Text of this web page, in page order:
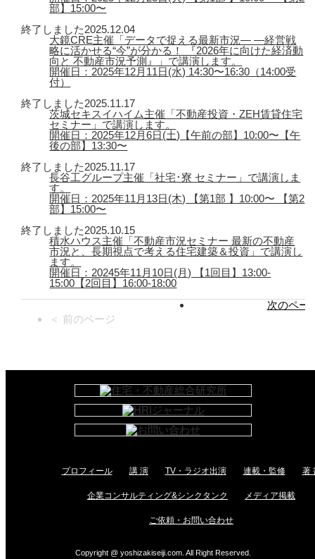
部】15:00〜
終了しました2025.12.04
大鏡CRE主催「データで捉える最新市況― ―経営戦
略に活かせる“今”が分かる！ 『2026年に向けた経済動
向と 不動産市況予測』」で講演します。
開催日：2025年12月11日(水) 14:30〜16:30（14:00受
付）
終了しました2025.11.17
茨城セキスイハイム主催「不動産投資・ZEH賃貸住宅
セミナー」で講演します。
開催日：2025年12月6日(土)【午前の部】10:00〜【午
後の部】13:30〜
終了しました2025.11.17
長谷工グループ主催「社宅･寮 セミナー」で講演しま
す。
開催日：2025年11月13日(木) 【第1部 】10:00〜 【第2
部】15:00〜
終了しました2025.10.15
積水ハウス主催「不動産市況セミナー 最新の不動産
市況と、長期視点で考える住宅建築＆投資」で講演し
ます。
開催日：20245年11月10日(月) 【1回目】13:00-
15:00【2回目】16:00-18:00
＜ 前のページ
次のペー
プロフィール 講 演 TV・ラジオ出演 連載・監修 著
企業コンサルティング&シンクタンク メディア掲載
ご依頼・お問い合わせ
Copyright @ yoshizakiseiji.com. All Right Reserved.